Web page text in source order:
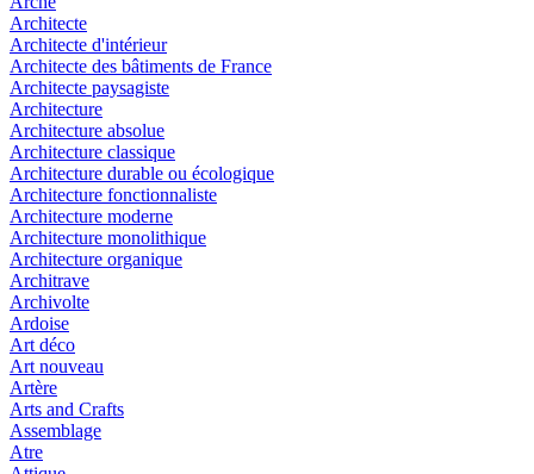
Architecte
Architecte d'intérieur
Architecte des bâtiments de France
Architecte paysagiste
Architecture
Architecture absolue
Architecture classique
Architecture durable ou écologique
Architecture fonctionnaliste
Architecture moderne
Architecture monolithique
Architecture organique
Architrave
Archivolte
Ardoise
Art déco
Art nouveau
Artère
Arts and Crafts
Assemblage
Atre